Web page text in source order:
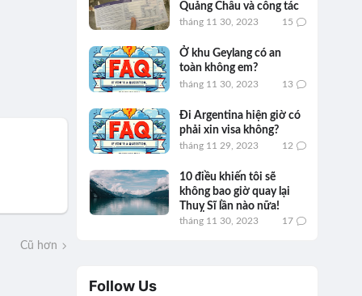
Cũ hơn
Quảng Châu và công tác
tháng 11 30, 2023 15
Ở khu Geylang có an
toàn không em?
tháng 11 30, 2023 13
Đi Argentina hiện giờ có
phải xin visa không?
tháng 11 29, 2023 12
10 điều khiến tôi sẽ
không bao giờ quay lại
Thuỵ Sĩ lần nào nữa!
tháng 11 30, 2023 17
Follow Us